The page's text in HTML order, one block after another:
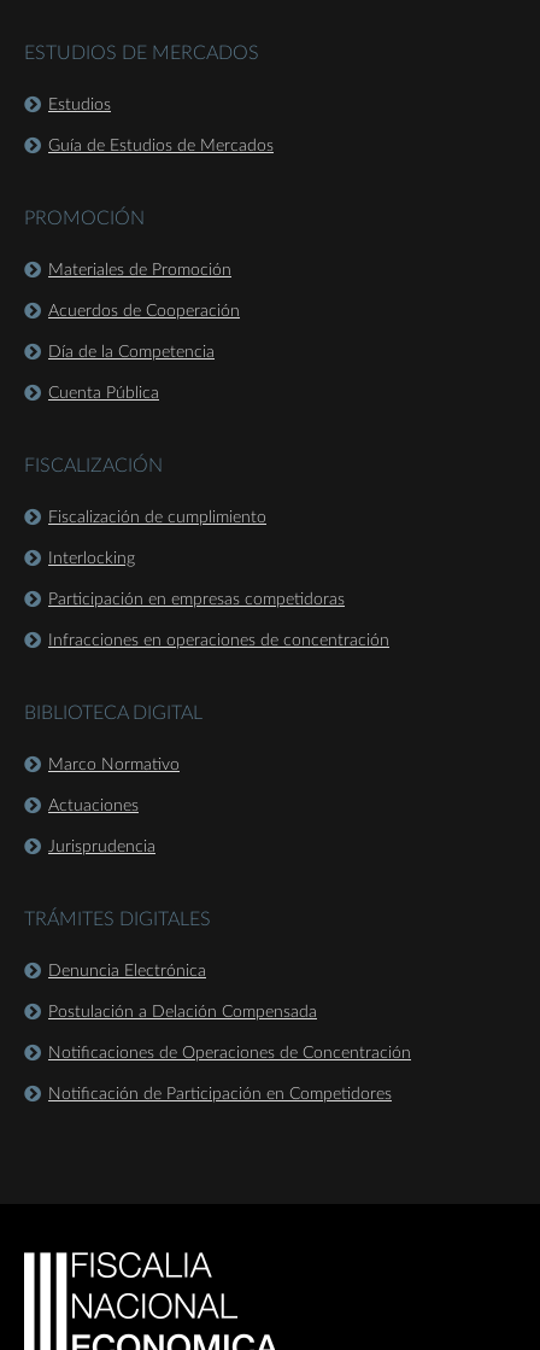
ESTUDIOS DE MERCADOS
Estudios
Guía de Estudios de Mercados
PROMOCIÓN
Materiales de Promoción
Acuerdos de Cooperación
Día de la Competencia
Cuenta Pública
FISCALIZACIÓN
Fiscalización de cumplimiento
Interlocking
Participación en empresas competidoras
Infracciones en operaciones de concentración
BIBLIOTECA DIGITAL
Marco Normativo
Actuaciones
Jurisprudencia
TRÁMITES DIGITALES
Denuncia Electrónica
Postulación a Delación Compensada
Notificaciones de Operaciones de Concentración
Notificación de Participación en Competidores